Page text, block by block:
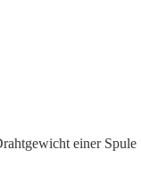
einer Spule